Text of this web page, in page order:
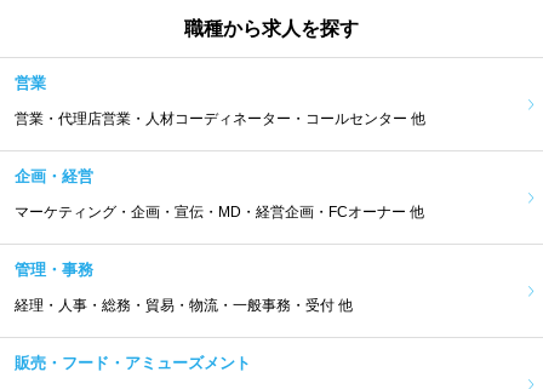
職種から求人を探す
営業
営業・代理店営業・人材コーディネーター・コールセンター 他
企画・経営
マーケティング・企画・宣伝・MD・経営企画・FCオーナー 他
管理・事務
経理・人事・総務・貿易・物流・一般事務・受付 他
販売・フード・アミューズメント